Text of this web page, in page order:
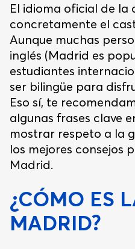
El idioma oficial de la
concretamente el
Aunque muchas
inglés (Madrid es
estudiantes
ser bilingüe para
Eso sí, te
algunas frases clave
mostrar respeto a la
los mejores consejos
Madrid.
¿CÓMO ES
MADRID?